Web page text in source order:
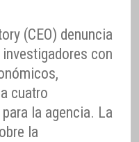
(CEO) denuncia
con
cuatro
la agencia. La
la